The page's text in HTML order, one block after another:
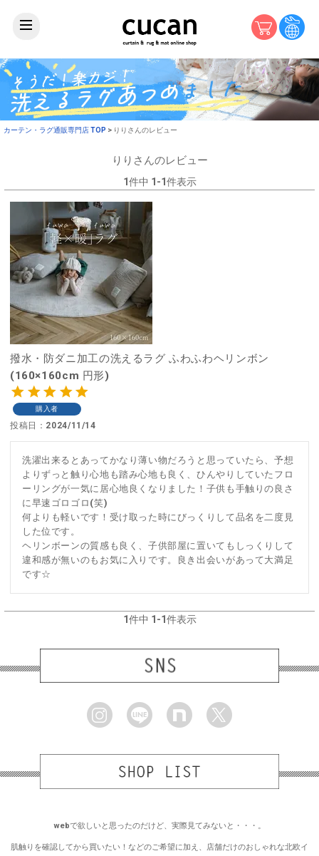
カーテン・ラグ通販専門店 TOP りりさんのレビュー
りりさんのレビュー
1件中 1 -1件表示
撥水・防ダニ加工の洗えるラグ ふわふわヘリンボン
(160×160cm 円形)
購入者
投稿日 2024/11/14
洗濯出来るとあってかなり薄い物だろうと思っていたら、予想
よりずっと触り心地も踏み心地も良く、ひんやりしていたフロ
ーリングが一気に居心地良くなりました！子供も手触りの良さ
に早速ゴロゴロ(笑)
何よりも軽いです！受け取った時にびっくりして品名を二度見
した位です。
ヘリンボーンの質感も良く、子供部屋に置いてもしっくりして
違和感が無いのもお気に入りです。良き出会いがあって大満足
です☆
1件中 1 -1件表示
webで欲しいと思ったのだけど、実際見てみないと・・・。
肌触りを確認してから買いたい！などのご希望に加え、店舗だけのおしゃれな北欧イ